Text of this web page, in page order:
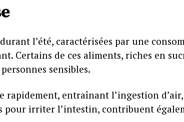
l’été, caractérisées par une
Certains de ces aliments, riches en
sensibles.
entraînant l’ingestion
pour irriter l’intestin, contribuent